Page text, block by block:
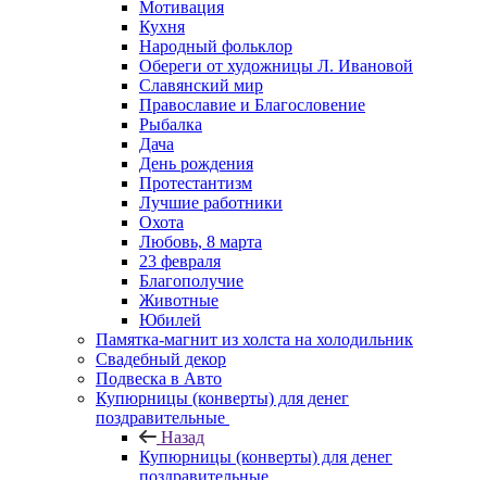
Мотивация
Кухня
Народный фольклор
Обереги от художницы Л. Ивановой
Славянский мир
Православие и Благословение
Рыбалка
Дача
День рождения
Протестантизм
Лучшие работники
Охота
Любовь, 8 марта
23 февраля
Благополучие
Животные
Юбилей
Памятка-магнит из холста на холодильник
Свадебный декор
Подвеска в Авто
Купюрницы (конверты) для денег
поздравительные
Назад
Купюрницы (конверты) для денег
поздравительные